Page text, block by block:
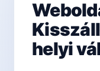
helyi